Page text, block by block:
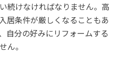
続けなければなりません。高
居条件が厳しくなることもあ
自分の好みにリフォームする
ん。